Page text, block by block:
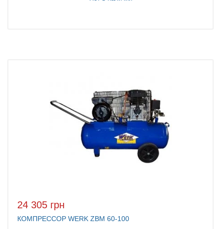
24 305 грн
КОМПРЕССОР WERK ZBM 60-100